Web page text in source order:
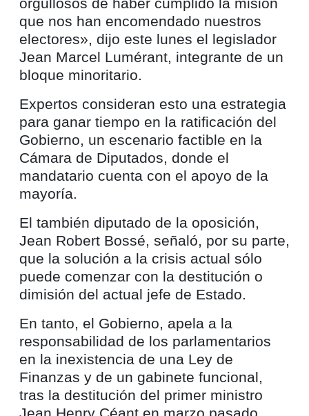
que nos han encomendado nuestros
electores», dijo este lunes el legislador
Jean Marcel Lumérant, integrante de un
bloque minoritario.
Expertos consideran esto una estrategia
para ganar tiempo en la ratificación del
Gobierno, un escenario factible en la
Cámara de Diputados, donde el
mandatario cuenta con el apoyo de la
mayoría.
El también diputado de la oposición,
Jean Robert Bossé, señaló, por su parte,
que la solución a la crisis actual sólo
puede comenzar con la destitución o
dimisión del actual jefe de Estado.
En tanto, el Gobierno, apela a la
responsabilidad de los parlamentarios
en la inexistencia de una Ley de
Finanzas y de un gabinete funcional,
tras la destitución del primer ministro
Jean Henry Céant en marzo pasado.